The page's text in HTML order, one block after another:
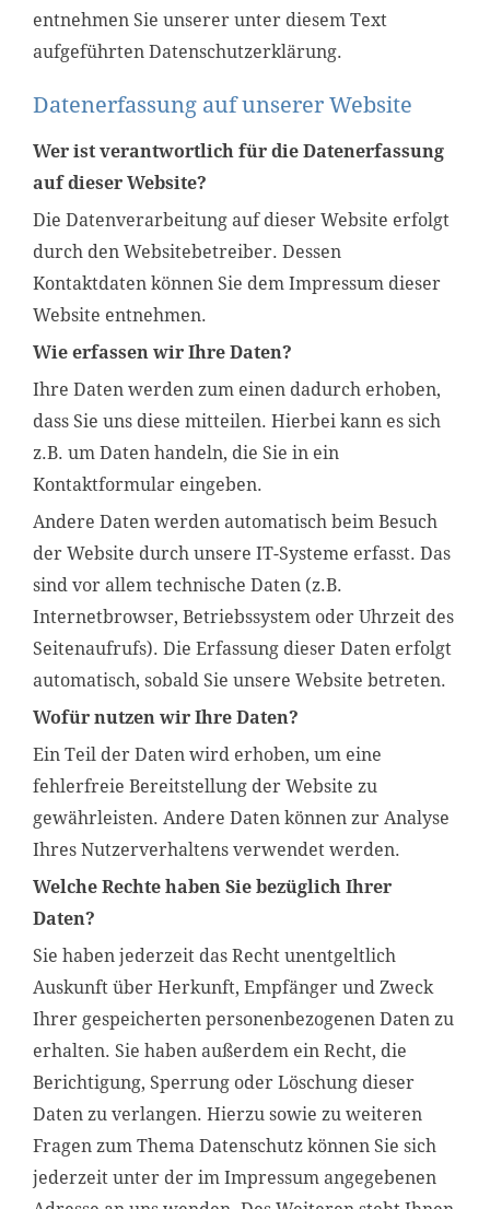
entnehmen Sie unserer unter diesem Text
aufgeführten Datenschutzerklärung.
Datenerfassung auf unserer Website
Wer ist verantwortlich für die Datenerfassung
auf dieser Website?
Die Datenverarbeitung auf dieser Website erfolgt
durch den Websitebetreiber. Dessen
Kontaktdaten können Sie dem Impressum dieser
Website entnehmen.
Wie erfassen wir Ihre Daten?
Ihre Daten werden zum einen dadurch erhoben,
dass Sie uns diese mitteilen. Hierbei kann es sich
z.B. um Daten handeln, die Sie in ein
Kontaktformular eingeben.
Andere Daten werden automatisch beim Besuch
der Website durch unsere IT-Systeme erfasst. Das
sind vor allem technische Daten (z.B.
Internetbrowser, Betriebssystem oder Uhrzeit des
Seitenaufrufs). Die Erfassung dieser Daten erfolgt
automatisch, sobald Sie unsere Website betreten.
Wofür nutzen wir Ihre Daten?
Ein Teil der Daten wird erhoben, um eine
fehlerfreie Bereitstellung der Website zu
gewährleisten. Andere Daten können zur Analyse
Ihres Nutzerverhaltens verwendet werden.
Welche Rechte haben Sie bezüglich Ihrer
Daten?
Sie haben jederzeit das Recht unentgeltlich
Auskunft über Herkunft, Empfänger und Zweck
Ihrer gespeicherten personenbezogenen Daten zu
erhalten. Sie haben außerdem ein Recht, die
Berichtigung, Sperrung oder Löschung dieser
Daten zu verlangen. Hierzu sowie zu weiteren
Fragen zum Thema Datenschutz können Sie sich
jederzeit unter der im Impressum angegebenen